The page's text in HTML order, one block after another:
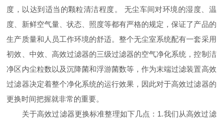
度，以达到适当的颗粒清洁程度。 无尘车间对环境的湿度、温
度、新鲜空气量、状态、照度等都有严格的规定，保证了产品的
生产质量和人员工作环境的舒适。整个无尘室系统配有一套采用
初效、中效、高效过滤器的三级过滤器的空气净化系统，控制洁
净区内尘粒数以及沉降菌和浮游菌数等，作为末端过滤装置高效
过滤器决定着整个净化系统的运行效果，因此对于高效过滤器的
更换时间把握就非常的重要。
关于高效过滤器更换标准整理如下几点：1.我们从高效过滤